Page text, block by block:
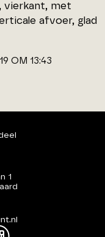
vierkant, met
afvoer, glad
OM 13:43
1